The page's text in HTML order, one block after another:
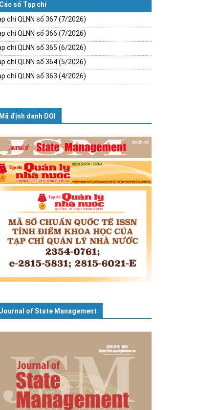
Các số Tạp chí
chí QLNN số 367 (7/2026)
chí QLNN số 366 (7/2026)
chí QLNN số 365 (6/2026)
chí QLNN số 364 (5/2026)
chí QLNN số 363 (4/2026)
Mã định danh DOI
Journal of State Management